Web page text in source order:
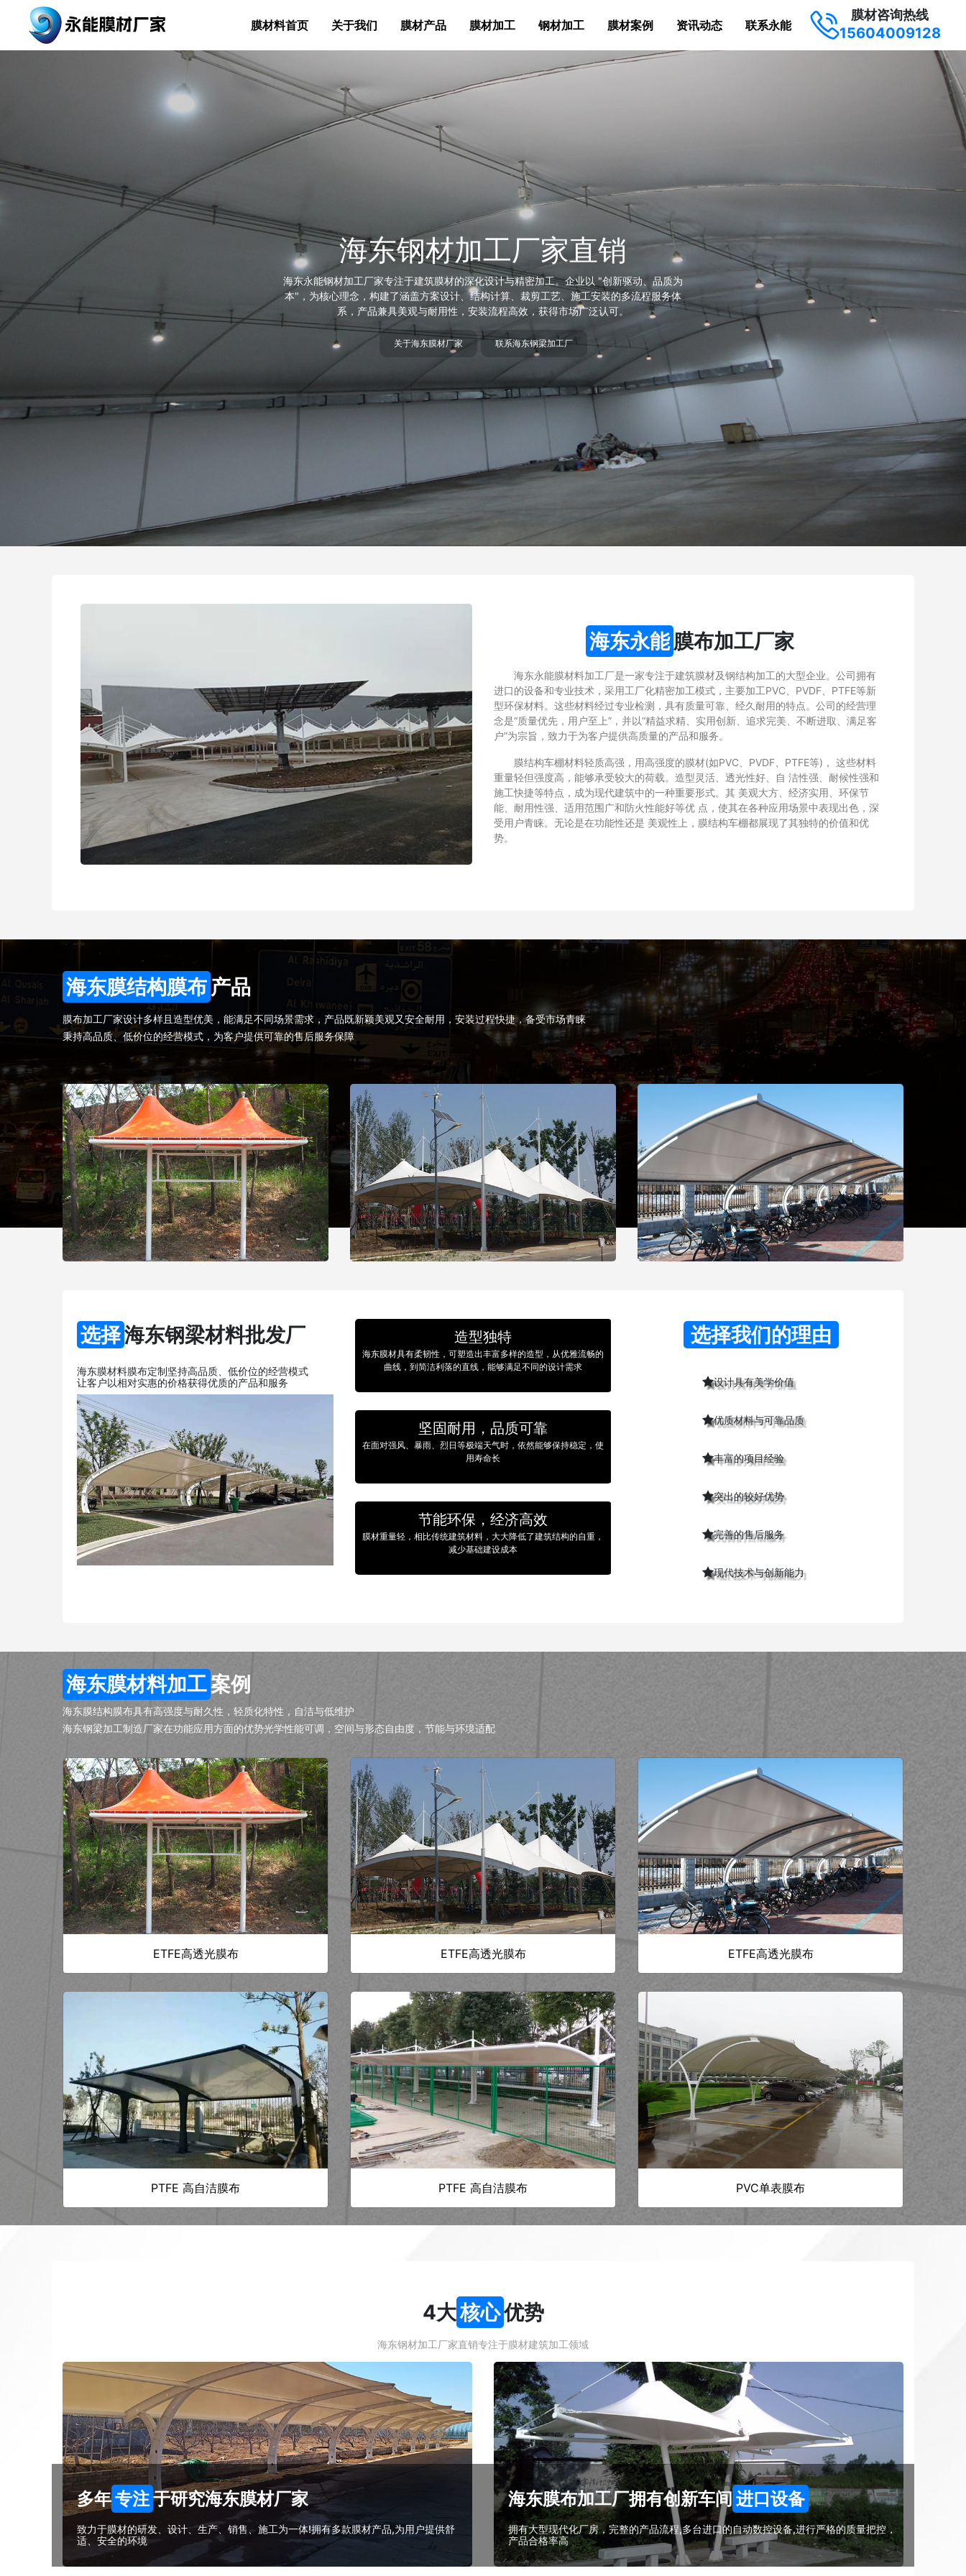
膜材料首页 关于我们 膜材产品 膜材加工 钢材加工 膜材案例 资讯动态 联系永能
膜材咨询热线
15604009128
海东膜布加工厂家
海东永能膜布加工厂家专注于膜材结构建筑加工领域，尤其在 PTFE、PVC 等膜材的曲面造
型与节点处理上积累了丰富经验。产品广泛应用于遮阳设施、景观张拉膜、工业仓储篷盖等
场景，从商业街区的遮阳天幕到物流园区的大型仓储篷布，均能提供定制化解决方案。
海东膜材料加工厂 海东膜布加工厂家
海东永能 膜布加工厂家
海东永能膜材料加工厂是一家专注于建筑膜材及钢结构加工的大型企业。公司拥有
进口的设备和专业技术，采用工厂化精密加工模式，主要加工PVC、PVDF、PTFE等新
型环保材料。这些材料经过专业检测，具有质量可靠、经久耐用的特点。公司的经营理
念是“质量优先，用户至上”，并以“精益求精、实用创新、追求完美、不断进取、满足客
户”为宗旨，致力于为客户提供高质量的产品和服务。
膜结构车棚材料轻质高强，用高强度的膜材(如PVC、PVDF、PTFE等)， 这些材料
重量轻但强度高，能够承受较大的荷载。造型灵活、透光性好、自 洁性强、耐候性强和
施工快捷等特点，成为现代建筑中的一种重要形式。其 美观大方、经济实用、环保节
能、耐用性强、适用范围广和防火性能好等优 点，使其在各种应用场景中表现出色，深
受用户青睐。无论是在功能性还是 美观性上，膜结构车棚都展现了其独特的价值和优
势。
海东膜结构膜布 产品
膜布加工厂家设计多样且造型优美，能满足不同场景需求，产品既新颖美观又安全耐用，安装过程快捷，备受市场青睐
秉持高品质、低价位的经营模式，为客户提供可靠的售后服务保障
选择海东钢梁材料批发厂
海东膜材料膜布定制坚持高品质、低价位的经营模式
让客户以相对实惠的价格获得优质的产品和服务
造型独特
海东膜材具有柔韧性，可塑造出丰富多样的造型，从优雅流畅的
曲线，到简洁利落的直线，能够满足不同的设计需求
坚固耐用，品质可靠
在面对强风、暴雨、烈日等极端天气时，依然能够保持稳定，使
用寿命长
节能环保，经济高效
膜材重量轻，相比传统建筑材料，大大降低了建筑结构的自重，
减少基础建设成本
选择我们的理由
设计具有美学价值
优质材料与可靠品质
丰富的项目经验
突出的较好优势
完善的售后服务
现代技术与创新能力
海东膜材料加工案例
海东膜结构膜布具有高强度与耐久性，轻质化特性，自洁与低维护
海东钢梁加工制造厂家在功能应用方面的优势光学性能可调，空间与形态自由度，节能与环境适配
ETFE高透光膜布 ETFE高透光膜布 ETFE高透光膜布
PTFE 高自洁膜布 PTFE 高自洁膜布 PVC单表膜布
4大核心优势
海东钢材加工厂家直销专注于膜材建筑加工领域
多年专注于研究海东膜材厂家
致力于膜材的研发、设计、生产、销售、施工为一体!拥有多款膜材产品,为用户提供舒
适、安全的环境
海东膜布加工厂拥有创新车间进口设备
拥有大型现代化厂房，完整的产品流程,多台进口的自动数控设备,进行严格的质量把控，
产品合格率高